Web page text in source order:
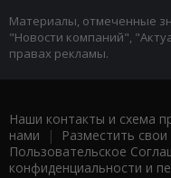
Материалы, отмеченные
"Новости компаний",
правах рекламы.
Наши контакты и схема
нами | Разместить
Пользовательское
конфиденциальности и